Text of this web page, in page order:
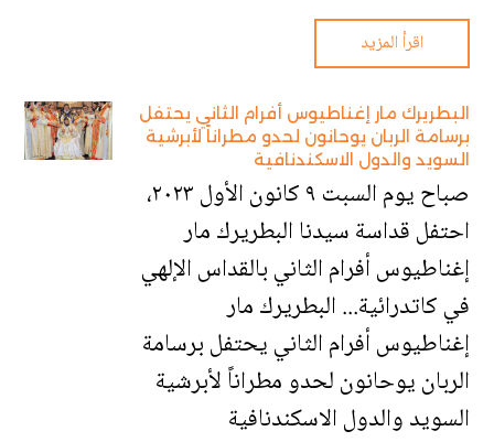
اقرأ المزيد
البطريرك مار إغناطيوس أفرام الثاني يحتفل
برسامة الربان يوحانون لحدو مطراناً لأبرشية
السويد والدول الاسكندنافية
‎صباح يوم السبت ٩ كانون الأول ٢٠٢٣،
احتفل قداسة سيدنا البطريرك مار
إغناطيوس أفرام الثاني بالقداس الإلهي
في كاتدرائية... البطريرك مار
إغناطيوس أفرام الثاني يحتفل برسامة
الربان يوحانون لحدو مطراناً لأبرشية
السويد والدول الاسكندنافية